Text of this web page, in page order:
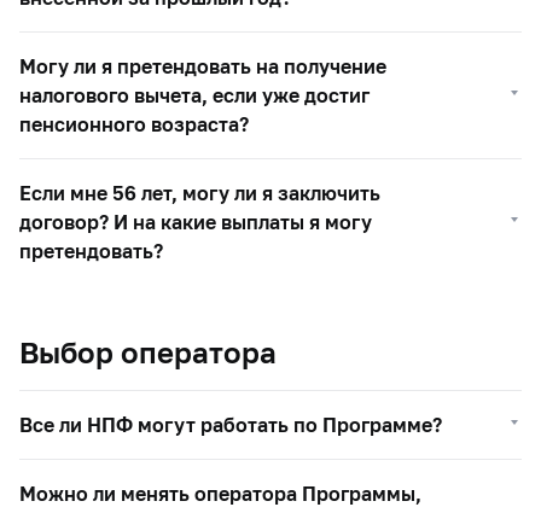
Могу ли я претендовать на получение
налогового вычета, если уже достиг
пенсионного возраста?
Если мне 56 лет, могу ли я заключить
договор? И на какие выплаты я могу
претендовать?
Выбор оператора
Все ли НПФ могут работать по Программе?
Можно ли менять оператора Программы,